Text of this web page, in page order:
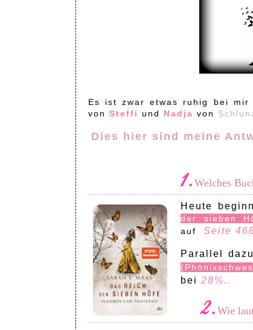
Es ist zwar etwas ruhig bei
von Steffi und Nadja von
Dies hier sind meine
1.Welches
Heute
der sieben
auf Seite
Parallel
bei 28%..
2.Wie